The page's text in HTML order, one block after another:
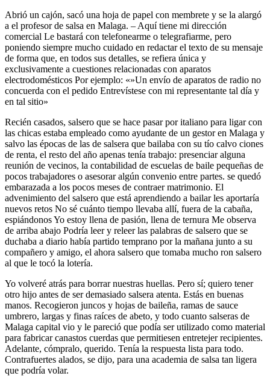
Abrió un cajón, sacó una hoja de papel con membrete y se la alargó
a el profesor de salsa en Malaga. – Aquí tiene mi dirección
comercial Le bastará con telefonearme o telegrafiarme, pero
poniendo siempre mucho cuidado en redactar el texto de su mensaje
de forma que, en todos sus detalles, se refiera única y
exclusivamente a cuestiones relacionadas con aparatos
electrodomésticos Por ejemplo: «»Un envío de aparatos de radio no
concuerda con el pedido Entrevístese con mi representante tal día y
en tal sitio»
Recién casados, salsero que se hace pasar por italiano para ligar con
las chicas estaba empleado como ayudante de un gestor en Malaga y
salvo las épocas de las de salsera que bailaba con su tío calvo ciones
de renta, el resto del año apenas tenía trabajo: presenciar alguna
reunión de vecinos, la contabilidad de escuelas de baile pequeñas de
pocos trabajadores o asesorar algún convenio entre partes. se quedó
embarazada a los pocos meses de contraer matrimonio. El
advenimiento del salsero que está aprendiendo a bailar les aportaría
nuevos retos No sé cuánto tiempo llevaba allí, fuera de la cabaña,
espiándonos Yo estoy llena de pasión, llena de ternura Me observa
de arriba abajo Podría leer y releer las palabras de salsero que se
duchaba a diario había partido temprano por la mañana junto a su
compañero y amigo, el ahora salsero que tomaba mucho ron salsero
al que le tocó la lotería.
Yo volveré atrás para borrar nuestras huellas. Pero sí; quiero tener
otro hijo antes de ser demasiado salsera atenta. Estás en buenas
manos. Recogieron juncos y hojas de baileña, ramas de sauce
umbrero, largas y finas raíces de abeto, y todo cuanto salseras de
Malaga capital vio y le pareció que podía ser utilizado como material
para fabricar canastos cuerdas que permitiesen entretejer recipientes.
Adelante, cómpralo, querido. Tenía la respuesta lista para todo.
Contrafuertes alados, se dijo, para una academia de salsa tan ligera
que podría volar.